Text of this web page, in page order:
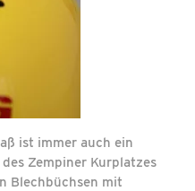
ist immer auch ein
Zempiner Kurplatzes
Blechbüchsen mit